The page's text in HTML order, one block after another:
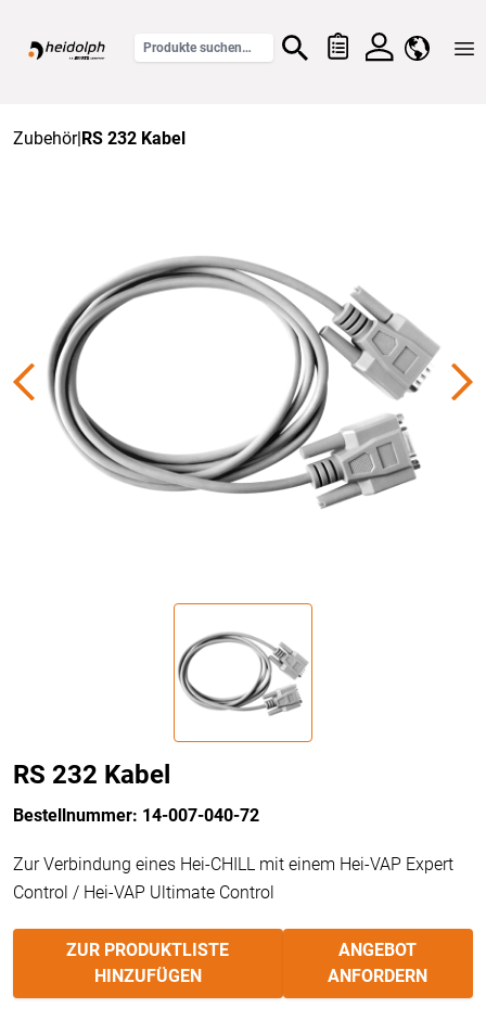
Zubehör|RS 232 Kabel
RS 232 Kabel
Bestellnummer: 14-007-040-72
Zur Verbindung eines Hei-CHILL mit einem Hei-VAP Expert
Control / Hei-VAP Ultimate Control
ZUR PRODUKTLISTE
HINZUFÜGEN
ANGEBOT
ANFORDERN